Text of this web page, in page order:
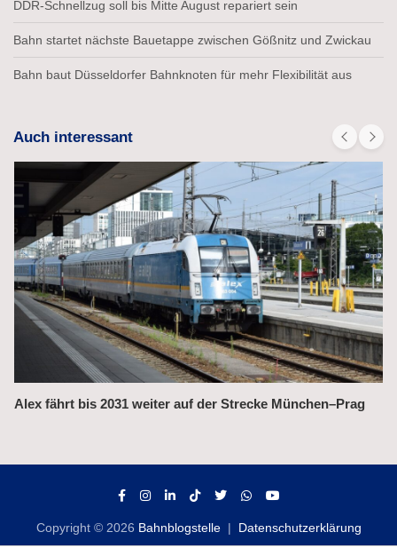
DDR-Schnellzug soll bis Mitte August repariert sein
Bahn startet nächste Bauetappe zwischen Gößnitz und Zwickau
Bahn baut Düsseldorfer Bahnknoten für mehr Flexibilität aus
Auch interessant
Alex fährt bis 2031 weiter auf der Strecke München–Prag
Copyright © 2026 Bahnblogstelle Datenschutzerklärung